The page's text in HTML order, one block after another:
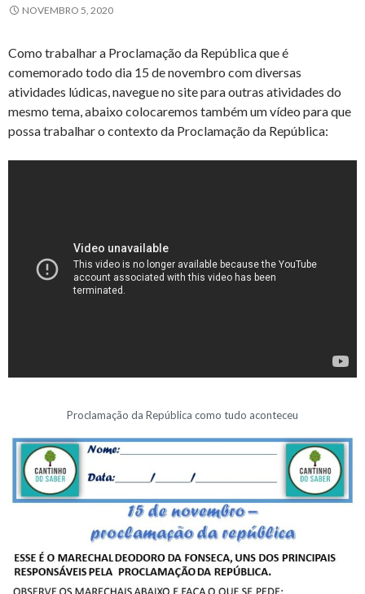
NOVEMBRO 5, 2020
Como trabalhar a Proclamação da República que é
comemorado todo dia 15 de novembro com diversas
atividades lúdicas, navegue no site para outras atividades do
mesmo tema, abaixo colocaremos também um vídeo para que
possa trabalhar o contexto da Proclamação da República:
Proclamação da República como tudo aconteceu